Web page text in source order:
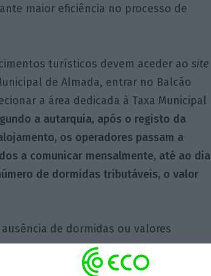
maior eficiência no processo de
turísticos devem aceder ao site
de Almada, entrar no Balcão
a área dedicada à Taxa Municipal
a autarquia, após o registo da
os operadores passam a
a comunicar mensalmente, até ao dia
de dormidas tributáveis, o valor
de dormidas ou valores